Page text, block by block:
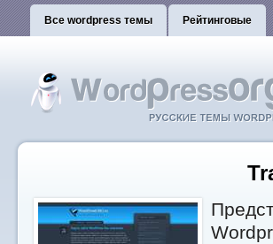
Все wordpress темы Рейтинговые